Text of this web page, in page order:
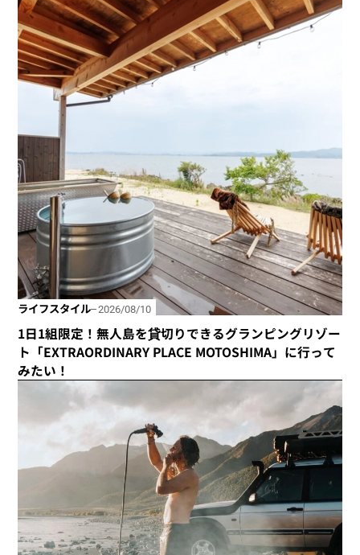
「ホットオーバーアイス」とは？ ブルーボトル
コーヒーが教える、自宅でできるアイスコーヒー
の上手な淹れ方
キャラクター 2025/05/26
「ちいかわが食べられちゃう!?」本格焼き菓
子“ちいかわ焼き”のお店に行ってみた！ ちいかわ
たちが次々と焼き上がる姿に癒される…！
グルメ 2025/09/10
日本一の駅弁店「駅弁屋 祭」で店長がおすすめす
る2025年新作駅弁！
アウトドア 2025/04/16
「GW・夏の国内旅行におすすめ」島根県の石見
エリアがおもしろい！雲海浮かぶ山城、入場無料
のホースパーク…“伝統と今が共存する街”おすす
め観光スポット6選
雑貨・家電 2026/02/06
二子玉川 蔦屋家電に潜入！【食フロア編】専門ス
タッフが教える暮らしを楽しむ、おしゃれな家
電。
ライフスタイル 2026/08/10
1日1組限定！無人島を貸切りできるグランピングリゾー
ト「EXTRAORDINARY PLACE MOTOSHIMA」に行って
みたい！